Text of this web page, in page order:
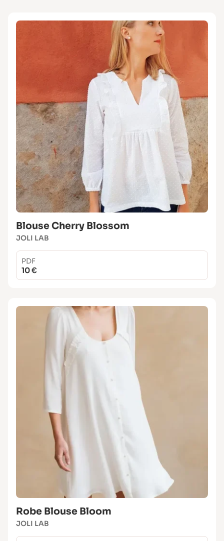
Blouse Cherry Blossom
JOLI LAB
PDF
10 €
Robe Blouse Bloom
JOLI LAB